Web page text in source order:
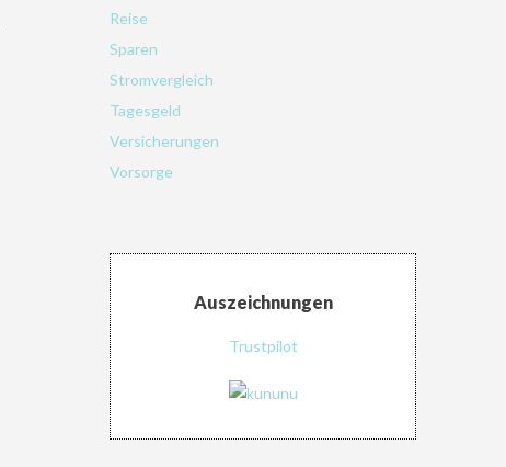
Reise
Sparen
Stromvergleich
Tagesgeld
Versicherungen
Vorsorge
Auszeichnungen
Trustpilot